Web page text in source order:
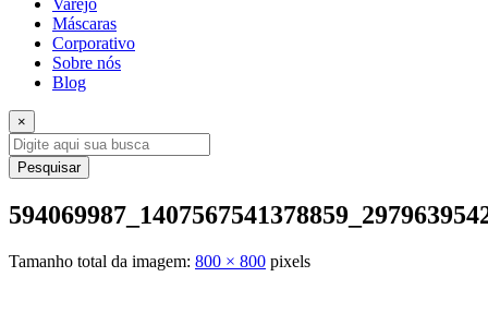
Varejo
Máscaras
Corporativo
Sobre nós
Blog
×
Pesquisar
Tamanho total da imagem: 800 × 800 pixels